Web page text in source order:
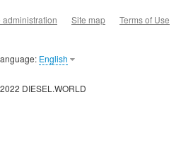
administration Site map Terms of Use
English
DIESEL.WORLD